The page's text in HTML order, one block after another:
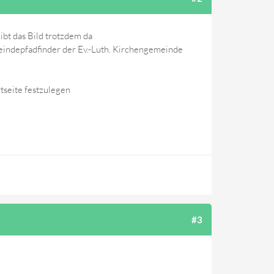
das Bild trotzdem da
der Ev.-Luth. Kirchengemeinde
festzulegen
#3